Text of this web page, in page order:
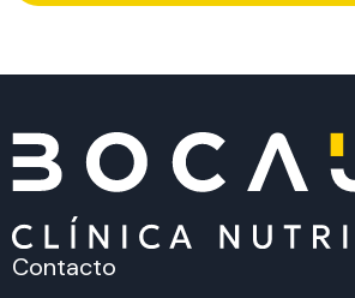
Contacto